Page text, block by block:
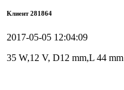
Клиент 281864
2017-05-05 12:04:09
35 W,12 V, D12 mm,L 44 mm